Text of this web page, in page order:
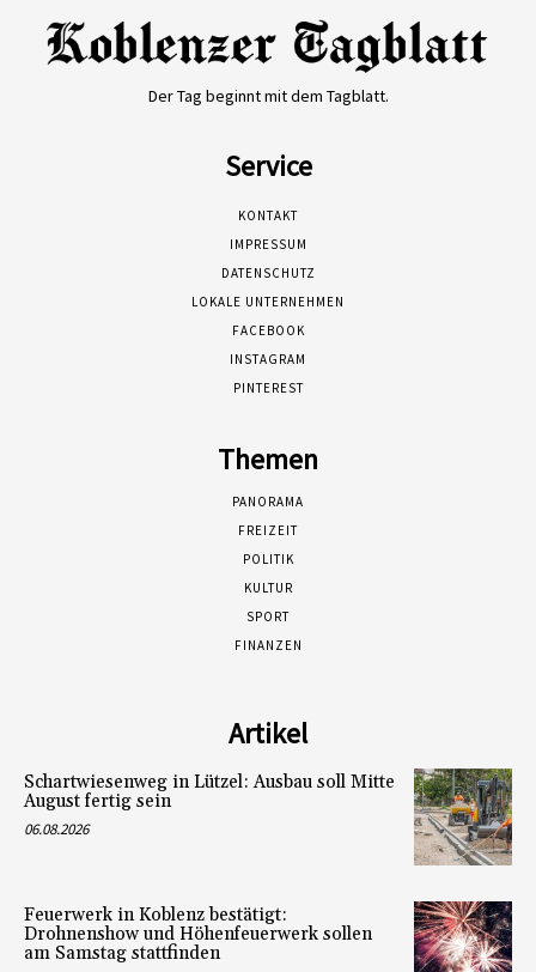
Der Tag beginnt mit dem Tagblatt.
Service
KONTAKT
IMPRESSUM
DATENSCHUTZ
LOKALE UNTERNEHMEN
FACEBOOK
INSTAGRAM
PINTEREST
Themen
PANORAMA
FREIZEIT
POLITIK
KULTUR
SPORT
FINANZEN
Artikel
Schartwiesenweg in Lützel: Ausbau soll Mitte
August fertig sein
06.08.2026
Feuerwerk in Koblenz bestätigt:
Drohnenshow und Höhenfeuerwerk sollen
am Samstag stattfinden